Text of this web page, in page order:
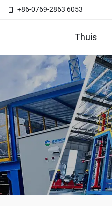
+86-0769-2863 6053
Thuis